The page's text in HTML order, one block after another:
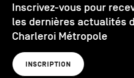
Inscrivez-vous pour
les dernières actualités
Charleroi Métropole
INSCRIPTION